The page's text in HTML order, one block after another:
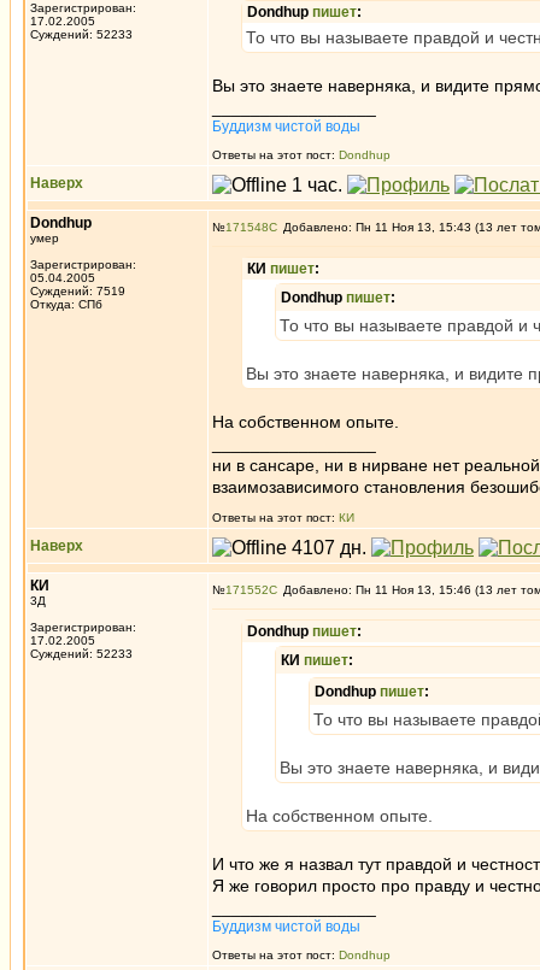
Зарегистрирован:
17.02.2005
Суждений: 52233
Dondhup пишет:
То что вы называете правдой и
Вы это знаете наверняка, и видите
Буддизм чистой воды
Ответы на этот пост: Dondhup
Наверх
Dondhup
умер
Зарегистрирован:
05.04.2005
Суждений: 7519
Откуда: СПб
№171548 Добавлено: Пн 11 Ноя 13, 15:43 (13 лет
КИ пишет:
Dondhup пишет:
То что вы называете правдой и
Вы это знаете наверняка, и видите
На собственном опыте.
ни в сансаре, ни в нирване нет
взаимозависимого становления
Ответы на этот пост: КИ
Наверх
КИ
3Д
Зарегистрирован:
17.02.2005
Суждений: 52233
№171552 Добавлено: Пн 11 Ноя 13, 15:46 (13 лет
Dondhup пишет:
КИ пишет:
Dondhup пишет:
То что вы называете
Вы это знаете наверняка, и
На собственном опыте.
И что же я назвал тут правдой и
Я же говорил просто про правду и
Буддизм чистой воды
Ответы на этот пост: Dondhup